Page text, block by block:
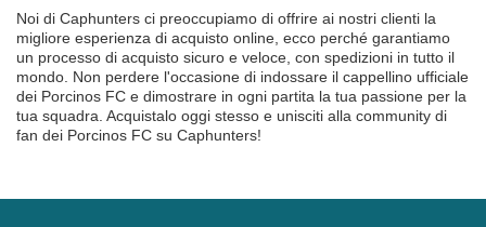
Noi di Caphunters ci preoccupiamo di offrire ai nostri clienti la
migliore esperienza di acquisto online, ecco perché garantiamo
un processo di acquisto sicuro e veloce, con spedizioni in tutto il
mondo. Non perdere l'occasione di indossare il cappellino ufficiale
dei Porcinos FC e dimostrare in ogni partita la tua passione per la
tua squadra. Acquistalo oggi stesso e unisciti alla community di
fan dei Porcinos FC su Caphunters!